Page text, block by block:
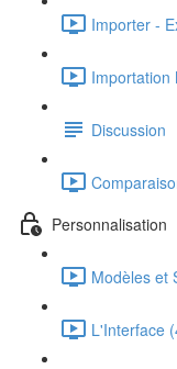
Importer -
Importation
Discussion
Personnalisation
Modèles et
L'Interface